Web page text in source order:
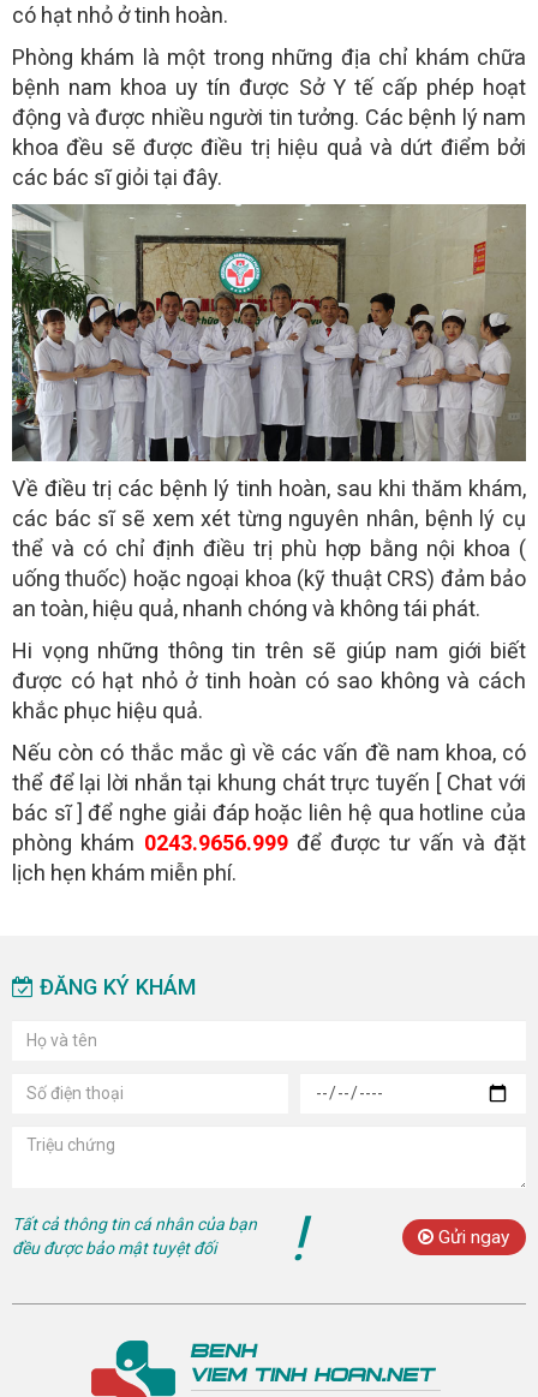
có hạt nhỏ ở tinh hoàn.
Phòng khám là một trong những địa chỉ khám chữa
bệnh nam khoa uy tín được Sở Y tế cấp phép hoạt
động và được nhiều người tin tưởng. Các bệnh lý nam
khoa đều sẽ được điều trị hiệu quả và dứt điểm bởi
các bác sĩ giỏi tại đây.
Về điều trị các bệnh lý tinh hoàn, sau khi thăm khám,
các bác sĩ sẽ xem xét từng nguyên nhân, bệnh lý cụ
thể và có chỉ định điều trị phù hợp bằng nội khoa (
uống thuốc) hoặc ngoại khoa (kỹ thuật CRS) đảm bảo
an toàn, hiệu quả, nhanh chóng và không tái phát.
Hi vọng những thông tin trên sẽ giúp nam giới biết
được có hạt nhỏ ở tinh hoàn có sao không và cách
khắc phục hiệu quả.
Nếu còn có thắc mắc gì về các vấn đề nam khoa, có
thể để lại lời nhắn tại khung chát trực tuyến [ Chat với
bác sĩ ] để nghe giải đáp hoặc liên hệ qua hotline của
phòng khám 0243.9656.999để được tư vấn và đặt
lịch hẹn khám miễn phí.
ĐĂNG KÝ KHÁM
Tất cả thông tin cá nhân của bạn
đều được bảo mật tuyệt đối
! Gửi ngay